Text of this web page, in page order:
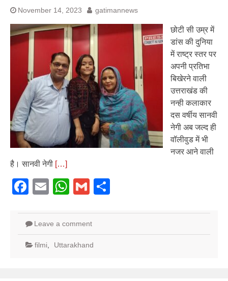
November 14, 2023 gatimannews
छोटी सी उम्र में
डांस की दुनिया
में राष्ट्र स्तर पर
अपनी प्रतिभा
बिखेरने वाली
उत्तराखंड की
नन्ही कलाकार
दस वर्षीय सानवी
नेगी अब जल्द ही
वॉलीवुड में भी
नजर आने वाली
है। सानवी नेगी […]
Facebook
EmailWhatsApp
Gmail
Leave a comment
filmi Uttarakhand